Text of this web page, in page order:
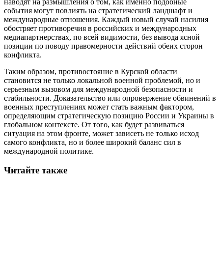
события могут повлиять на стратегический ландшафт и
международные отношения. Каждый новый случай насилия
обостряет противоречия в российских и международных
медиапартнерствах, по всей видимости, без вывода ясной
позиции по поводу правомерности действий обеих сторон
конфликта.
Таким образом, противостояние в Курской области
становится не только локальной военной проблемой, но и
серьезным вызовом для международной безопасности и
стабильности. Доказательство или опровержение обвинений в
военных преступлениях может стать важным фактором,
определяющим стратегическую позицию России и Украины в
глобальном контексте. От того, как будет развиваться
ситуация на этом фронте, может зависеть не только исход
самого конфликта, но и более широкий баланс сил в
международной политике.
Читайте также